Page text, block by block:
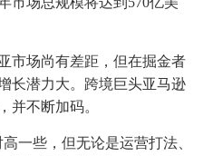
市场尚有差距，但在掘金者
长潜力大。跨境巨头亚马逊
并不断加码。
一些，但无论是运营打法、